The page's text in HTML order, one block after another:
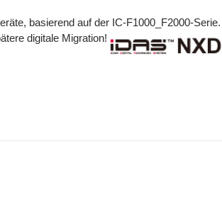
basierend auf der IC-F1000_F2000-
digitale Migration!